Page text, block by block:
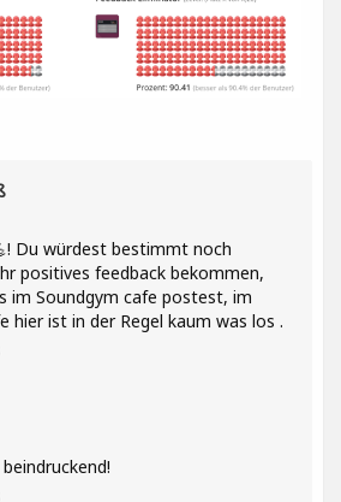
Du würdest bestimmt noch
positives feedback bekommen,
im Soundgym cafe postest, im
hier ist in der Regel kaum was los .